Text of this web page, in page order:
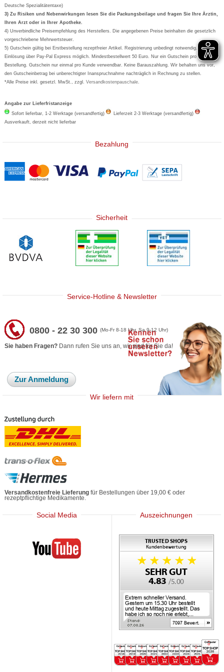
Formoline
Wick
Eucerin
Basica
Deutsche Spezialitätentaxe)
3) Zu Risiken und Nebenwirkungen lesen Sie die Packungsbeilage und fragen Sie Ihre Ärztin,
Ihren Arzt oder in Ihrer Apotheke.
4) Unverbindliche Preisempfehlung des Herstellers. Die angegebenen Preise beinhalten die gesetzlich
vorgeschriebene Mehrwertsteuer.
5) Gutschein gültig bei Erstbestellung rezeptfreier Artikel. Registrierung unbedingt notwendig. Keine
Einlösung über Pay-Pal Express möglich. Mindestbestellwert 50 Euro. Nur ein Gutschein pro
Bestellung. Gutschein nur einmal pro Kunde verwendbar. Keine Barauszahlung. Wir behalten uns vor,
den Gutscheinbetrag bei unberechtigter Inanspruchnahme nachträglich in Rechnung zu stellen.
*Alle Preise inkl. gesetzl. MwSt., zzgl.Versandkostenpauschale.
Angabe zur Lieferfristanzeige
Sofort lieferbar, 1-2 Werktage (versandfertig)
Lieferzeit 2-3 Werktage (versandfertig)
Ausverkauft, derzeit nicht lieferbar
Bezahlung
Sicherheit
Service-Hotline & Newsletter
0800 - 22 30 300(Mo-Fr 8-18 Uhr, Sa 9-12 Uhr)
Sie haben Fragen? Dann rufen Sie uns an, wir sind für Sie da!
Zur Anmeldung
Wir liefern mit
Versandkostenfreie Lieferung für Bestellungen über 19,00 € oder
rezeptpflichtige Medikamente.
Social Media
Mediherz
Auszeichnungen